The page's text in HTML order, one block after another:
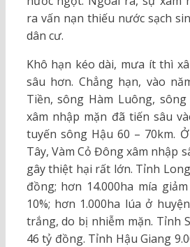
ra vấn nạn thiếu nước sạch
dân cư.
Khô hạn kéo dài, mưa ít thì
sâu hơn. Chẳng hạn, vào
Tiền, sông Hàm Luông,
xâm nhập mặn đã tiến sâu
tuyến sông Hậu 60 – 70km.
Tây, Vàm Cỏ Đông xâm nhập
gây thiệt hại rất lớn. Tỉnh
đồng; hơn 14.000ha mía
10%; hơn 1.000ha lúa ở
trắng, do bị nhiễm mặn. Tỉnh
46 tỷ đồng. Tỉnh Hậu Giang